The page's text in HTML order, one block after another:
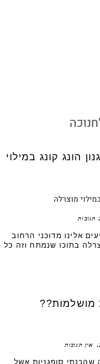
מוצרלה
אלינו מדוכני הרחוב
בתוכו שנמתח וזה כל
תגובות
סופגניות אשל